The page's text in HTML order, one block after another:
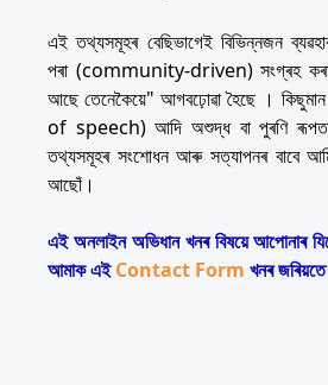
এই তথ্যসমূহৰ বেছিভাগেই বিভিন্নজন
পৰা (community-driven) সংগ্ৰহ
আছে তেনেকৈয়ে" আগবঢ়োৱা হৈছে ।
of speech) আদি অশুদ্ধ বা পুৰণি ৰূপত
তথ্যসমূহৰ সংশোধন আৰু সত্যাপনৰ বাবে আমি
আছোঁ।
এই অনলাইন অভিধান খনৰ বিষয়ে আপোনাৰ
আমাক এইContact Form খনৰ